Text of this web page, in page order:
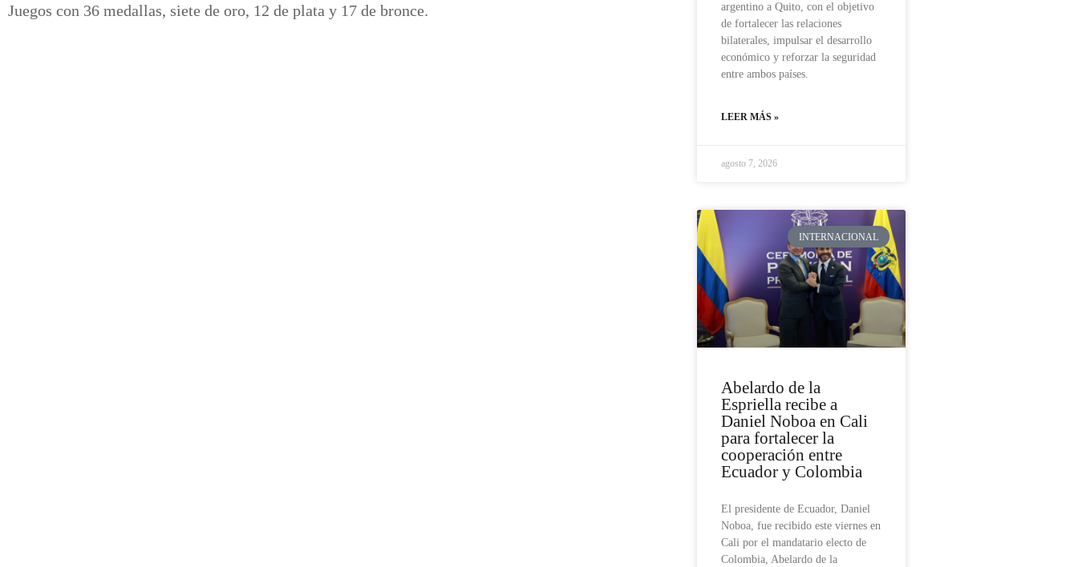
Juegos con 36 medallas, siete de oro, 12 de plata y 17 de bronce.
argentino a Quito, con el objetivo
de fortalecer las relaciones
bilaterales, impulsar el desarrollo
económico y reforzar la seguridad
entre ambos países.
LEER MÁS »
agosto 7, 2026
INTERNACIONAL
Abelardo de la
Espriella recibe a
Daniel Noboa en Cali
para fortalecer la
cooperación entre
Ecuador y Colombia
El presidente de Ecuador, Daniel
Noboa, fue recibido este viernes en
Cali por el mandatario electo de
Colombia, Abelardo de la